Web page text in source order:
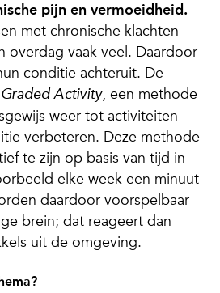
pijn en vermoeidheid.
met chronische klachten
overdag vaak veel. Daardoor
conditie achteruit. De
Graded Activity, een methode
weer tot activiteiten
verbeteren. Deze methode
te zijn op basis van tijd in
elke week een minuut
daardoor voorspelbaar
brein; dat reageert dan
uit de omgeving.